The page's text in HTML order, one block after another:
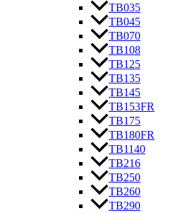
TB035
TB045
TB070
TB108
TB125
TB135
TB145
TB153FR
TB175
TB180FR
TB1140
TB216
TB250
TB260
TB290